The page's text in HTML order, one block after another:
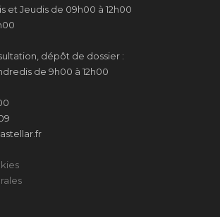
et Jeudis de 09h00 à 12h00
dépôt de dossier :
de 9h00 à 12h00